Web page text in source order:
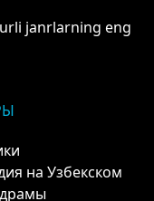
janrlarning eng
на Узбекском